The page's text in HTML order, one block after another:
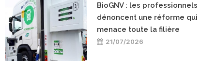
BioGNV : les professionnels
dénoncent une réforme qui
menace toute la filière
21/07/2026